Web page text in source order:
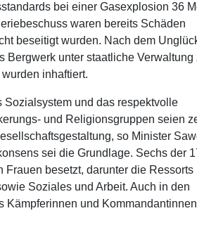
bei einer Gasexplosion 36
waren bereits Schäden
beseitigt wurden. Nach dem
Bergwerk unter staatliche Verwaltung
inhaftiert.
Sozialsystem und das respektvolle
und Religionsgruppen seien
so Minister
sei die Grundlage. Sechs der
Frauen besetzt, darunter die Ressorts
Soziales und Arbeit. Auch in den
Kämpferinnen und